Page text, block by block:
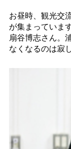
お昼時、観光交
が集まっていま
扇谷博志さん。
なくなるのは寂